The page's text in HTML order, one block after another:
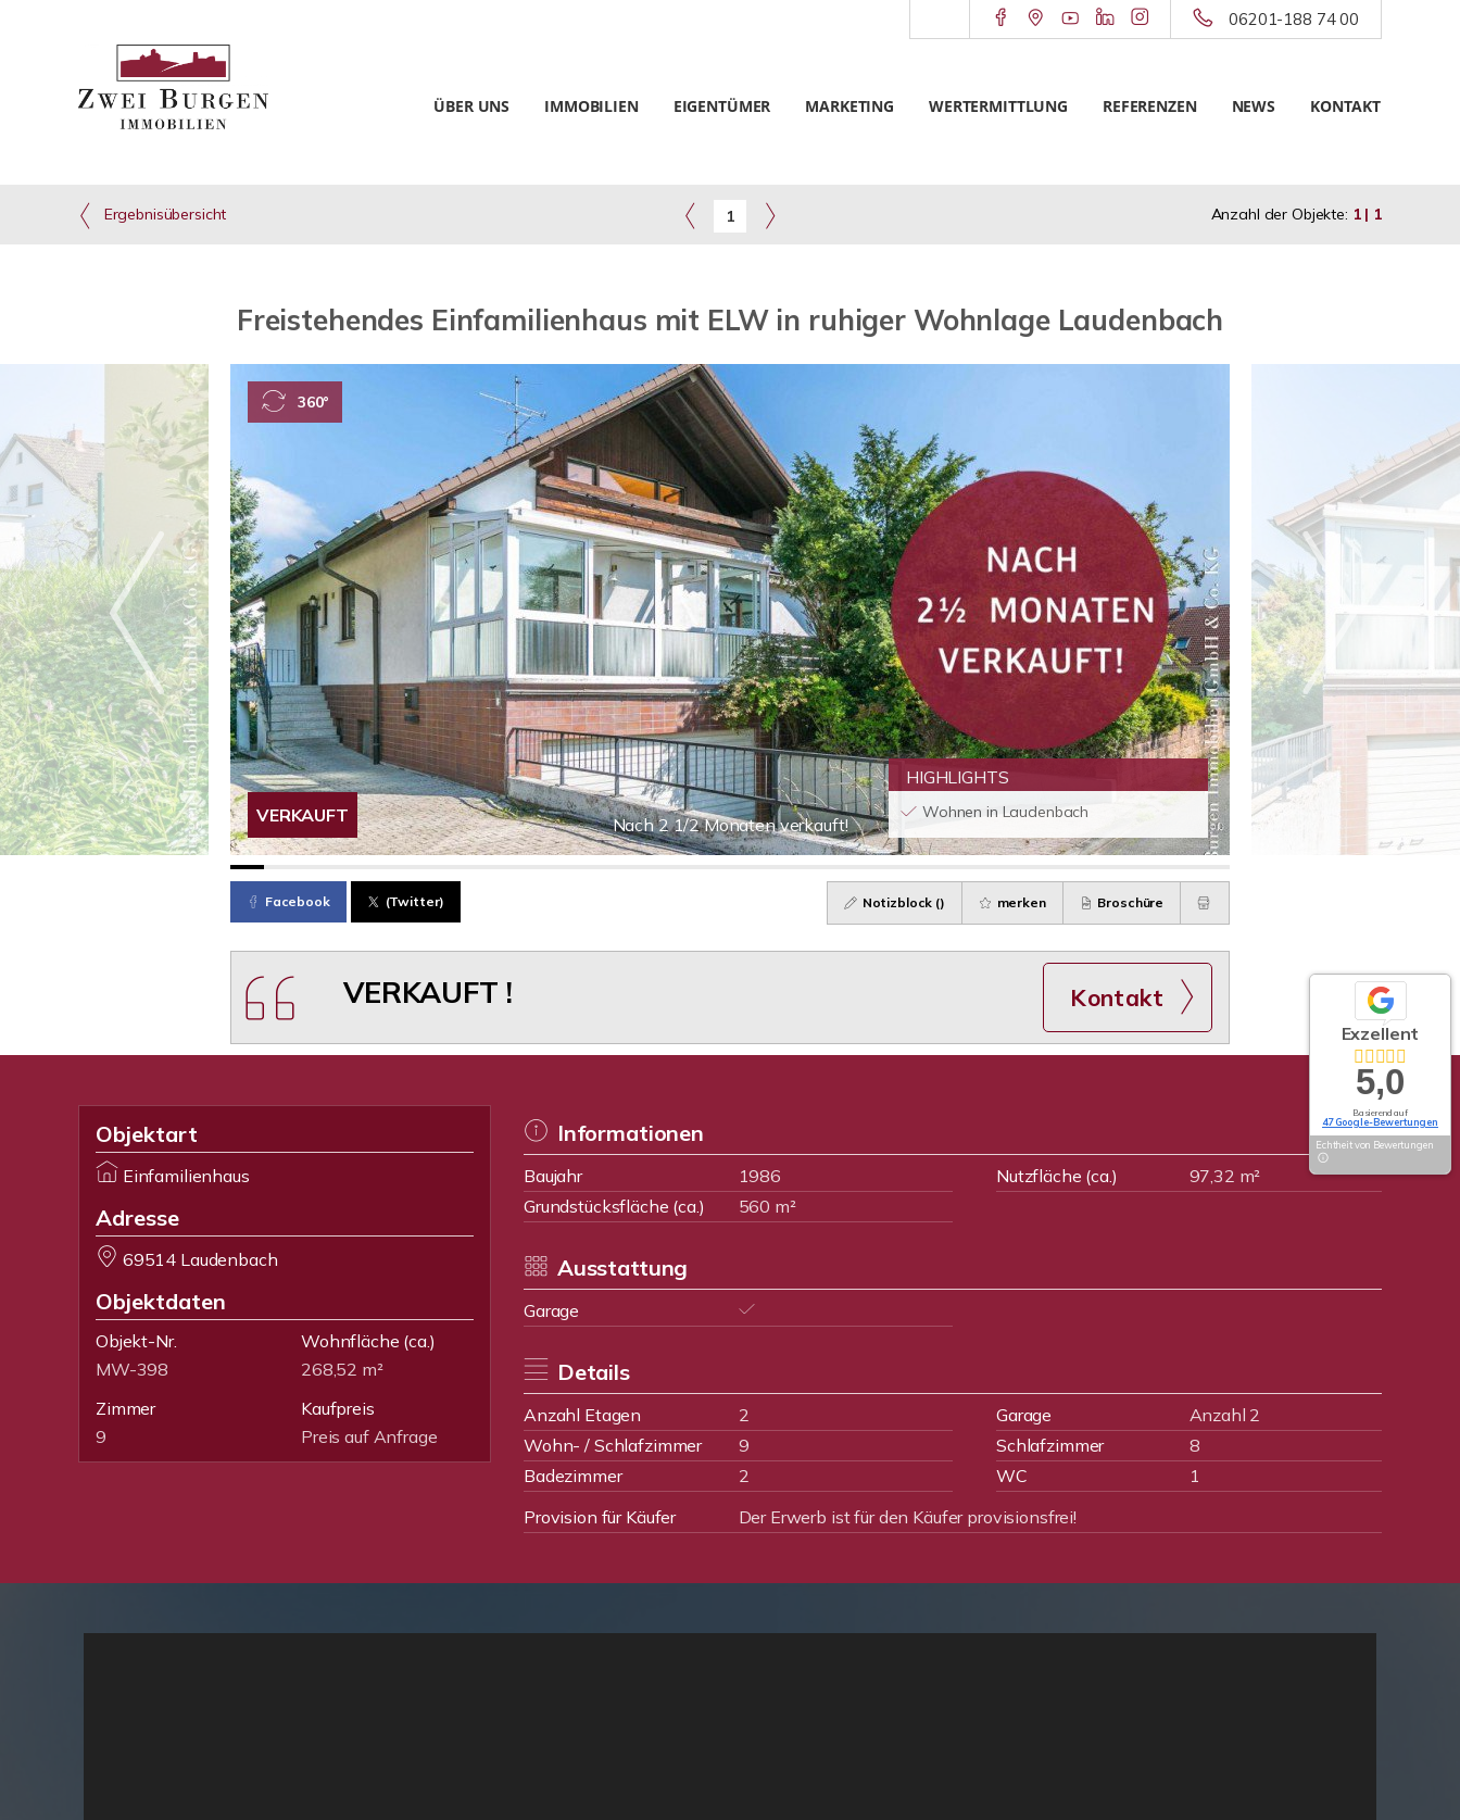
06201-188 74 00
ÜBER UNS IMMOBILIEN EIGENTÜMER MARKETING WERTERMITTLUNG REFERENZEN NEWS KONTAKT
Ergebnisübersicht 1 Anzahl der Objekte: 1 | 1
Freistehendes Einfamilienhaus mit ELW in ruhiger Wohnlage Laudenbach
Nach 2 1/2 Monaten verkauft!
HIGHLIGHTS
Wohnen in Laudenbach
VERKAUFT
360°
Facebook (Twitter) Notizblock () merken Broschüre
VERKAUFT ! Kontakt
Objektart
Einfamilienhaus
Adresse
69514 Laudenbach
Objektdaten
Objekt-Nr.
MW-398
Wohnfläche (ca.)
268,52 m²
Zimmer
9
Kaufpreis
Preis auf Anfrage
Informationen
Baujahr 1986 Nutzfläche (ca.)
97,32 m²
Grundstücksfläche (ca.)
560 m²
Ausstattung
Garage
Details
Anzahl Etagen 2 Garage
Anzahl 2
Wohn- / Schlafzimmer
9 Schlafzimmer
8
Badezimmer
2 WC
1
Provision für Käufer
Der Erwerb ist für den Käufer provisionsfrei!
Exzellent
5,0
Basierend auf
47 Google-Bewertungen
Echtheit von Bewertungen